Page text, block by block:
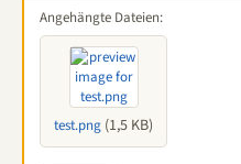
Angehängte Dateien:
test.png (1,5 KB)